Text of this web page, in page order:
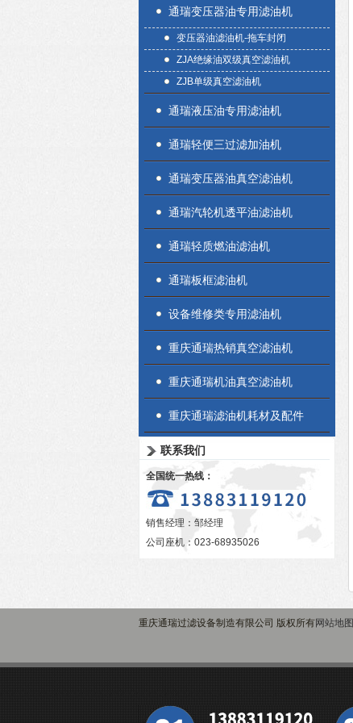
通瑞变压器油专用滤油机
变压器油滤油机-拖车封闭
ZJA绝缘油双级真空滤油机
ZJB单级真空滤油机
通瑞液压油专用滤油机
通瑞轻便三过滤加油机
通瑞变压器油真空滤油机
通瑞汽轮机透平油滤油机
通瑞轻质燃油滤油机
通瑞板框滤油机
设备维修类专用滤油机
重庆通瑞热销真空滤油机
重庆通瑞机油真空滤油机
重庆通瑞滤油机耗材及配件
联系我们
全国统一热线：
销售经理：邹经理
公司座机：023-68935026
重庆通瑞过滤设备制造有限公司 版权所有网站地图